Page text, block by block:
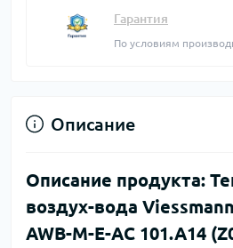
Гарантия
По условиям
Описание
Описание продукта:
воздух-вода
AWB-M-E-AC 101.A14